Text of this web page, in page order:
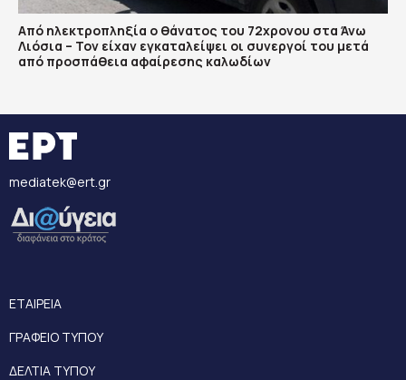
Από ηλεκτροπληξία ο θάνατος του 72χρονου στα Άνω
Λιόσια – Τον είχαν εγκαταλείψει οι συνεργοί του μετά
από προσπάθεια αφαίρεσης καλωδίων
mediatek@ert.gr
ΕΤΑΙΡΕΙΑ
ΓΡΑΦΕΙΟ ΤΥΠΟΥ
ΔΕΛΤΙΑ ΤΥΠΟΥ